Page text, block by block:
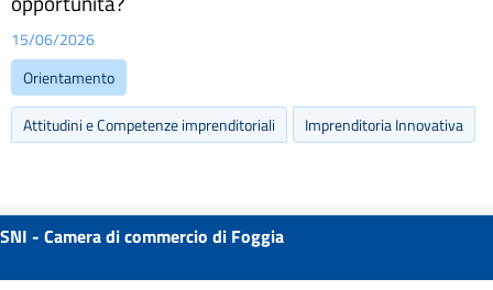
15/06/2026
Orientamento
Attitudini e Competenze imprenditoriali Imprenditoria Innovativa
SNI - Camera di commercio di Foggia